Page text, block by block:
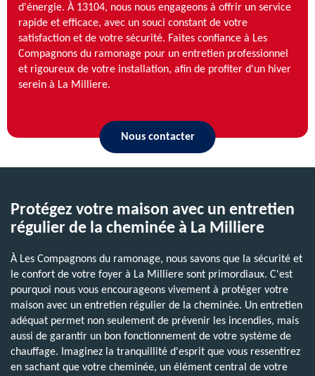
d'énergie. À 13104, nous nous engageons à offrir un service
rapide et efficace, avec un souci constant de votre
satisfaction et de votre sécurité. Faites confiance à Les
Compagnons du ramonage pour un entretien professionnel
et rigoureux de votre installation, afin de profiter d'un hiver
serein à La Milliere.
Nous contacter
Protégez votre maison avec un entretien
régulier de la cheminée à La Milliere
À Les Compagnons du ramonage, nous savons que la sécurité et
le confort de votre foyer à La Milliere sont primordiaux. C'est
pourquoi nous vous encourageons vivement à protéger votre
maison avec un entretien régulier de la cheminée. Un entretien
adéquat permet non seulement de prévenir les incendies, mais
aussi de garantir un bon fonctionnement de votre système de
chauffage. Imaginez la tranquillité d'esprit que vous ressentirez
en sachant que votre cheminée, un élément central de votre